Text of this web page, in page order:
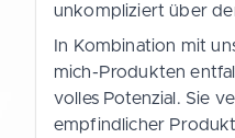
unkompliziert über
In Kombination mit
mich-Produkten
volles Potenzial. Sie
empfindlicher